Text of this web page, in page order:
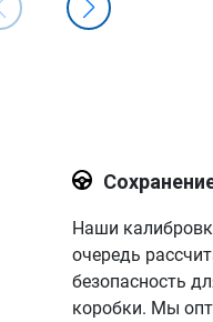
Наши
очередь
безопасность
коробки. Мы